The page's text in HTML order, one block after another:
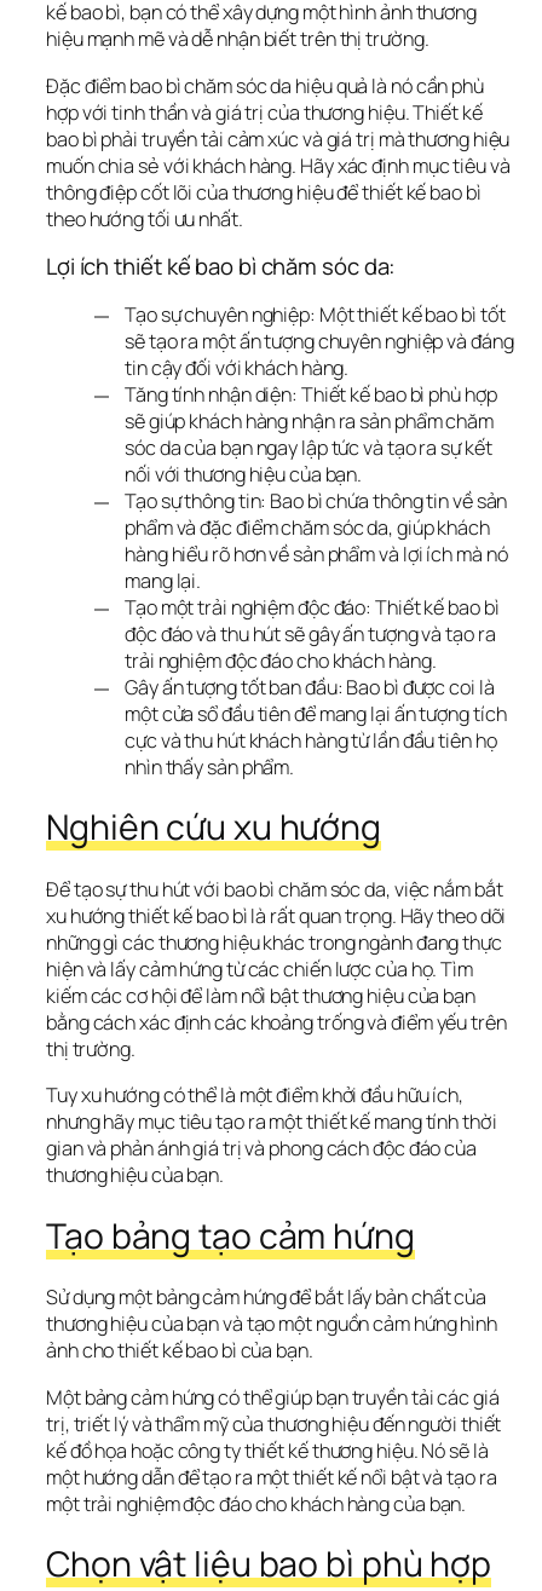
kế bao bì, bạn có thể xây dựng một hình ảnh thương
hiệu mạnh mẽ và dễ nhận biết trên thị trường.
Đặc điểm bao bì chăm sóc da hiệu quả là nó cần phù
hợp với tinh thần và giá trị của thương hiệu. Thiết kế
bao bì phải truyền tải cảm xúc và giá trị mà thương hiệu
muốn chia sẻ với khách hàng. Hãy xác định mục tiêu và
thông điệp cốt lõi của thương hiệu để thiết kế bao bì
theo hướng tối ưu nhất.
Lợi ích thiết kế bao bì chăm sóc da:
Tạo sự chuyên nghiệp: Một thiết kế bao bì tốt
sẽ tạo ra một ấn tượng chuyên nghiệp và đáng
tin cậy đối với khách hàng.
Tăng tính nhận diện: Thiết kế bao bì phù hợp
sẽ giúp khách hàng nhận ra sản phẩm chăm
sóc da của bạn ngay lập tức và tạo ra sự kết
nối với thương hiệu của bạn.
Tạo sự thông tin: Bao bì chứa thông tin về sản
phẩm và đặc điểm chăm sóc da, giúp khách
hàng hiểu rõ hơn về sản phẩm và lợi ích mà nó
mang lại.
Tạo một trải nghiệm độc đáo: Thiết kế bao bì
độc đáo và thu hút sẽ gây ấn tượng và tạo ra
trải nghiệm độc đáo cho khách hàng.
Gây ấn tượng tốt ban đầu: Bao bì được coi là
một cửa sổ đầu tiên để mang lại ấn tượng tích
cực và thu hút khách hàng từ lần đầu tiên họ
nhìn thấy sản phẩm.
Nghiên cứu xu hướng
Để tạo sự thu hút với bao bì chăm sóc da, việc nắm bắt
xu hướng thiết kế bao bì là rất quan trọng. Hãy theo dõi
những gì các thương hiệu khác trong ngành đang thực
hiện và lấy cảm hứng từ các chiến lược của họ. Tìm
kiếm các cơ hội để làm nổi bật thương hiệu của bạn
bằng cách xác định các khoảng trống và điểm yếu trên
thị trường.
Tuy xu hướng có thể là một điểm khởi đầu hữu ích,
nhưng hãy mục tiêu tạo ra một thiết kế mang tính thời
gian và phản ánh giá trị và phong cách độc đáo của
thương hiệu của bạn.
Tạo bảng tạo cảm hứng
Sử dụng một bảng cảm hứng để bắt lấy bản chất của
thương hiệu của bạn và tạo một nguồn cảm hứng hình
ảnh cho thiết kế bao bì của bạn.
Một bảng cảm hứng có thể giúp bạn truyền tải các giá
trị, triết lý và thẩm mỹ của thương hiệu đến người thiết
kế đồ họa hoặc công ty thiết kế thương hiệu. Nó sẽ là
một hướng dẫn để tạo ra một thiết kế nổi bật và tạo ra
một trải nghiệm độc đáo cho khách hàng của bạn.
Chọn vật liệu bao bì phù hợp